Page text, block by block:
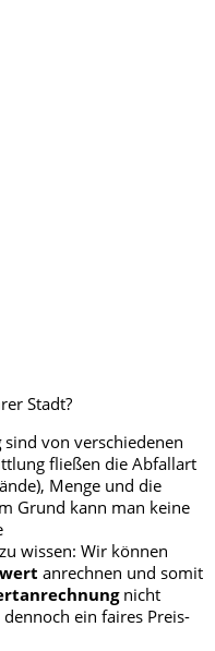
Stadt?
sind von verschiedenen
fließen die Abfallart
Menge und die
Grund kann man keine
wissen: Wir können
anrechnen und somit
nicht
ein faires Preis-